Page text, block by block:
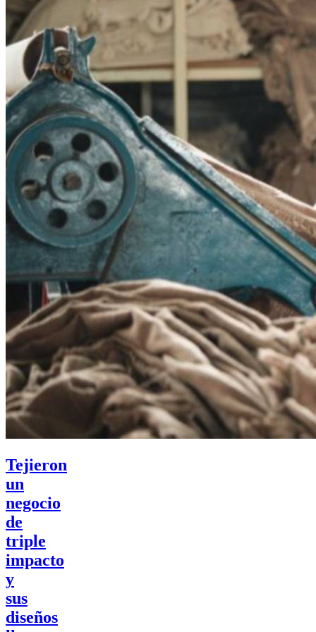
Tejieron
un
negocio
de
triple
impacto
y
sus
diseños